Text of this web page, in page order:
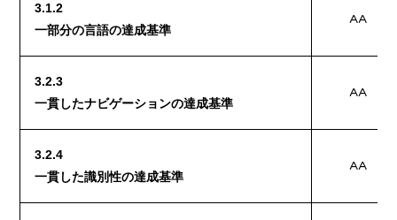
3.1.2
一部分の言語の達成基準
AA
3.2.3
一貫したナビゲーションの達成基準
AA
3.2.4
一貫した識別性の達成基準
AA